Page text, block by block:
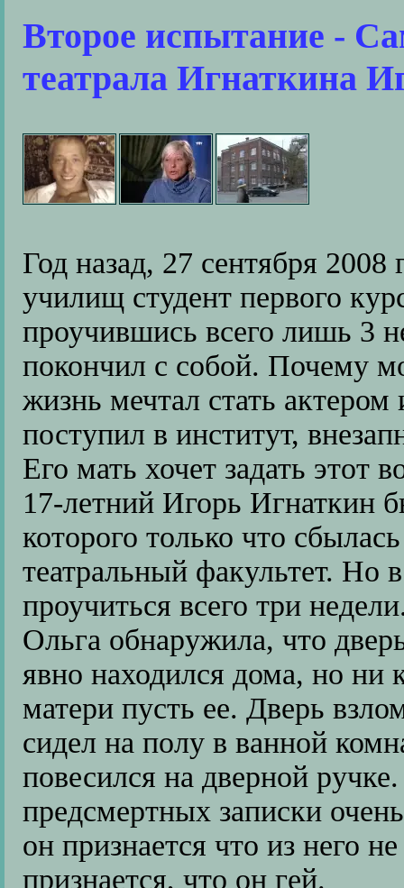
Второе испытание -
театрала Игнаткина
Год назад, 27 сентября
училищ студент первого
проучившись всего лишь 3
покончил с собой. Почему
жизнь мечтал стать
поступил в институт,
Его мать хочет задать этот
17-летний Игорь
которого только что
театральный факультет. Но
проучиться всего три
Ольга обнаружила, что
явно находился дома, но ни
матери пусть ее. Дверь
сидел на полу в ванной
повесился на дверной
предсмертных записки
он признается что из него
признается, что он гей.